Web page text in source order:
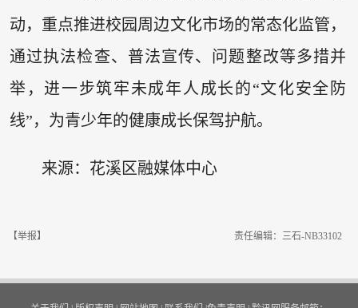
动，重点推进校园周边文化市场的常态化监管，
通过执法检查、普法宣传、问题整改等多措并
举，进一步筑牢未成年人成长的“文化安全防
线”，为青少年的健康成长保驾护航。
来源：花溪区融媒体中心
【举报】 责任编辑：三石-NB33102